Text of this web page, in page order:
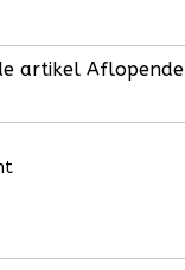
artikel Aflopende